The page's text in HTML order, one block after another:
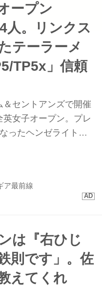
た。佐伯は2日目を
差の2位に立ち、最終
った。その奮闘劇
ースの攻略法とともに
ープン
人。リンクス
テーラーメ
TP5x」信頼
＆セントアンズで開催
英女子オープン。プレ
ったヘンゼライトを
縦距離の精度と最新
ア最前線
は『右ひじ
則です」。佐
えてくれ